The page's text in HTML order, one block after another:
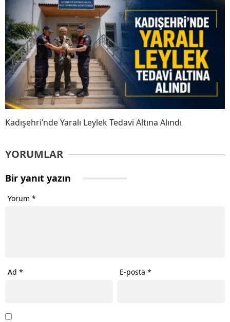
Kadışehri’nde Yaralı Leylek Tedavi Altına Alındı
YORUMLAR
Bir yanıt yazın
Yorum *
Ad * E-posta*